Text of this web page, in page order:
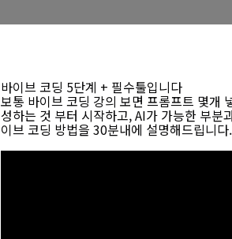
바이브 코딩 5단계 + 필수툴입니다
보통 바이브 코딩 강의 보면 프롬프트 몇개
성하는 것 부터 시작하고, AI가 가능한 부분
이브 코딩 방법을 30분내에 설명해드립니다.